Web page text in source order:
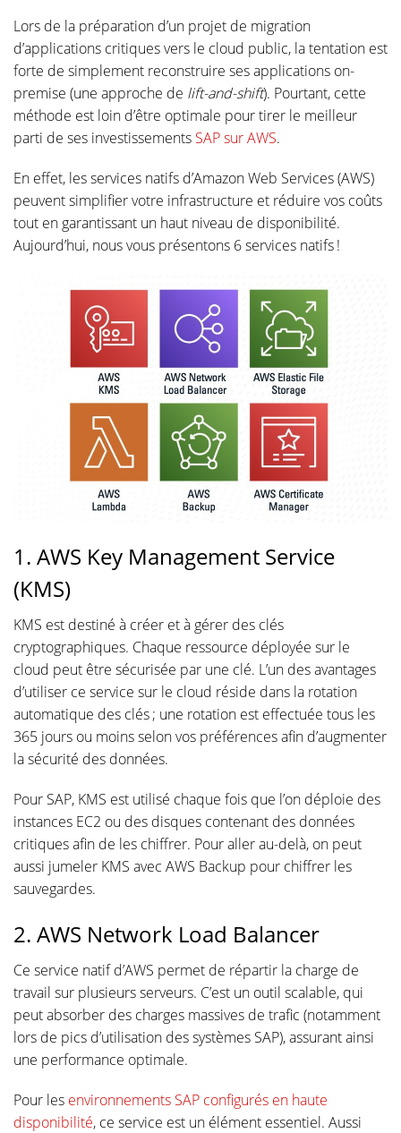
Lors de la préparation d’un projet de migration
d’applications critiques vers le cloud public, la tentation est
forte de simplement reconstruire ses applications on-
premise (une approche de lift-and-shift). Pourtant, cette
méthode est loin d’être optimale pour tirer le meilleur
parti de ses investissements SAP sur AWS.
En effet, les services natifs d’Amazon Web Services (AWS)
peuvent simplifier votre infrastructure et réduire vos coûts
tout en garantissant un haut niveau de disponibilité.
Aujourd’hui, nous vous présentons 6 services natifs !
1. AWS Key Management Service
(KMS)
KMS est destiné à créer et à gérer des clés
cryptographiques. Chaque ressource déployée sur le
cloud peut être sécurisée par une clé. L’un des avantages
d’utiliser ce service sur le cloud réside dans la rotation
automatique des clés ; une rotation est effectuée tous les
365 jours ou moins selon vos préférences afin d’augmenter
la sécurité des données.
Pour SAP, KMS est utilisé chaque fois que l’on déploie des
instances EC2 ou des disques contenant des données
critiques afin de les chiffrer. Pour aller au-delà, on peut
aussi jumeler KMS avec AWS Backup pour chiffrer les
sauvegardes.
2. AWS Network Load Balancer
Ce service natif d’AWS permet de répartir la charge de
travail sur plusieurs serveurs. C’est un outil scalable, qui
peut absorber des charges massives de trafic (notamment
lors de pics d’utilisation des systèmes SAP), assurant ainsi
une performance optimale.
Pour les environnements SAP configurés en haute
disponibilité, ce service est un élément essentiel. Aussi